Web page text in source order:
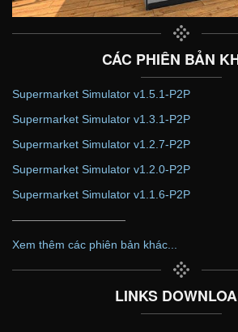
CÁC PHIÊN BẢN
Supermarket Simulator v1.5.1-P2P
Supermarket Simulator v1.3.1-P2P
Supermarket Simulator v1.2.7-P2P
Supermarket Simulator v1.2.0-P2P
Supermarket Simulator v1.1.6-P2P
——————————
Xem thêm các phiên bản khác...
LINKS